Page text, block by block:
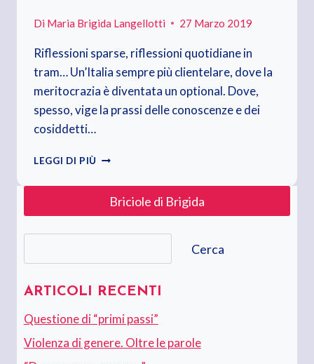
Di Maria Brigida Langellotti 27 Marzo 2019
Riflessioni sparse, riflessioni quotidiane in
tram… Un’Italia sempre più clientelare, dove la
meritocrazia è diventata un optional. Dove,
spesso, vige la prassi delle conoscenze e dei
cosiddetti…
LEGGI DI PIÙ VOLEVO
IL
MONDO,
POI
BRAVI
Briciole di Brigida
Cerca
ARTICOLI RECENTI
Questione di “primi passi”
Violenza di genere. Oltre le parole